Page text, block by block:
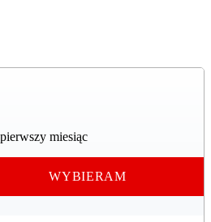
miesiąc
WYBIERAM